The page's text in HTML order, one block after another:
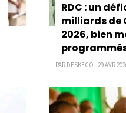
RDC : un
milliards de
2026, bien
PAR DESKECO - 29 AVR